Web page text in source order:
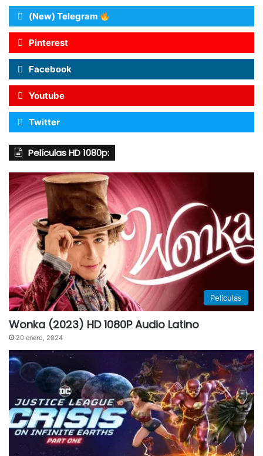
(New) Telegram
Pinterest
Facebook
Youtube
Twitter
Películas HD 1080p:
Películas
Wonka (2023) HD 1080P Audio Latino
20 enero, 2024